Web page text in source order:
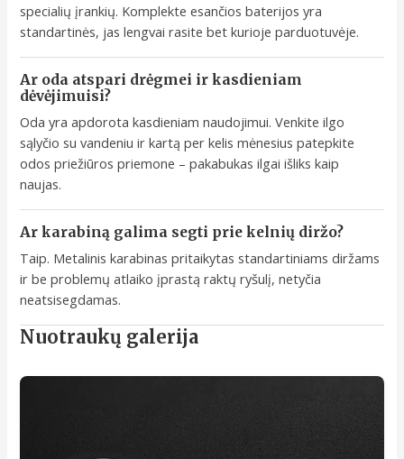
specialių įrankių. Komplekte esančios baterijos yra
standartinės, jas lengvai rasite bet kurioje parduotuvėje.
Ar oda atspari drėgmei ir kasdieniam
dėvėjimuisi?
Oda yra apdorota kasdieniam naudojimui. Venkite ilgo
sąlyčio su vandeniu ir kartą per kelis mėnesius patepkite
odos priežiūros priemone – pakabukas ilgai išliks kaip
naujas.
Ar karabiną galima segti prie kelnių diržo?
Taip. Metalinis karabinas pritaikytas standartiniams diržams
ir be problemų atlaiko įprastą raktų ryšulį, netyčia
neatsisegdamas.
Nuotraukų galerija